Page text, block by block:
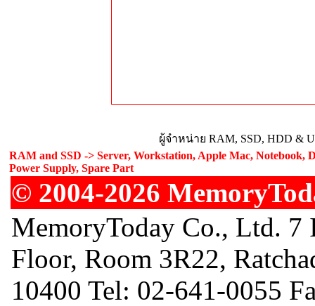
ผู้จำหน่าย RAM, SSD, HDD &
RAM and SSD -> Server, Workstation, Apple Mac, Notebook,
Power Supply, Spare Part
© 2004-2026
MemoryToday Co., Ltd.
Floor, Room 3R22,
10400 Tel: 02-641-0055